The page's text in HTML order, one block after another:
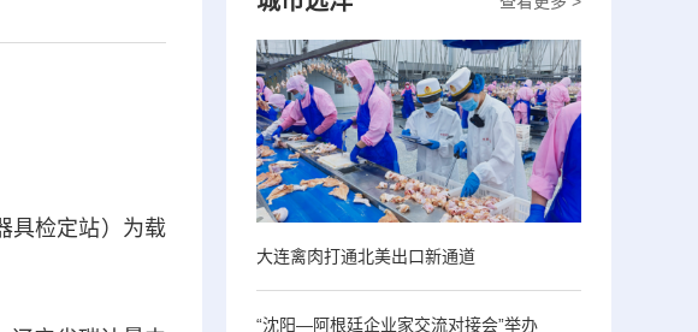
具检定站）为载
大连禽肉打通北美出口新通道
“沈阳—阿根廷企业家交流对接会”举办